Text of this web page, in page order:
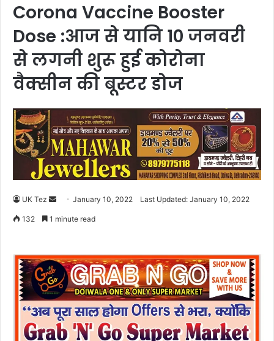
Corona Vaccine Booster
Dose :आज से यानि 10 जनवरी
से लगनी शुरू हुई कोरोना
वैक्सीन की बूस्टर डोज
UK Tez
a
e
m
a
i
January 10, 2022 Last Updated: January 10, 2022
132 1 minute read